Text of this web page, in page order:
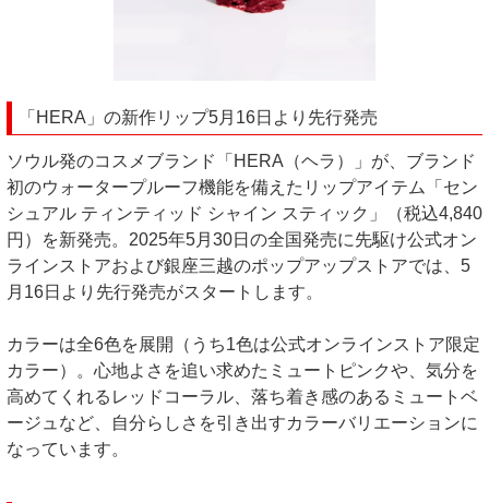
「HERA」の新作リップ5月16日より先行発売
ソウル発のコスメブランド「HERA（ヘラ）」が、ブランド
初のウォータープルーフ機能を備えたリップアイテム「セン
シュアル ティンティッド シャイン スティック」（税込4,840
円）を新発売。2025年5月30日の全国発売に先駆け公式オン
ラインストアおよび銀座三越のポップアップストアでは、5
月16日より先行発売がスタートします。
カラーは全6色を展開（うち1色は公式オンラインストア限定
カラー）。心地よさを追い求めたミュートピンクや、気分を
高めてくれるレッドコーラル、落ち着き感のあるミュートベ
ージュなど、自分らしさを引き出すカラーバリエーションに
なっています。